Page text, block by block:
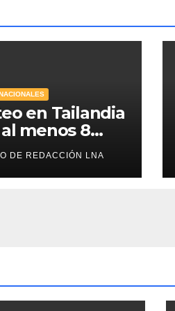
en Tailandia
menos 8
y 30
DE REDACCIÓN LNA